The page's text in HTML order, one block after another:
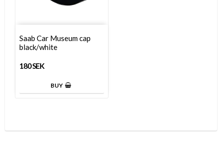
Saab Car Museum cap
black/white
180 SEK
BUY